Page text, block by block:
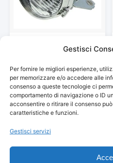
Gestisci
Per fornire le migliori esperienze,
per memorizzare e/o accedere alle
consenso a queste tecnologie ci
comportamento di navigazione o ID
acconsentire o ritirare il consenso
caratteristiche e funzioni.
Gestisci servizi
Batterie Incluse…
Vedi storico
© 2026Arredamento Vintage,
Partecipante al Programma di